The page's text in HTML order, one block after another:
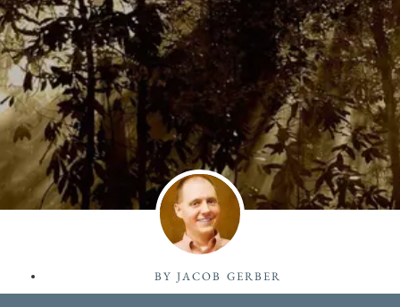
BY JACOB GERBER